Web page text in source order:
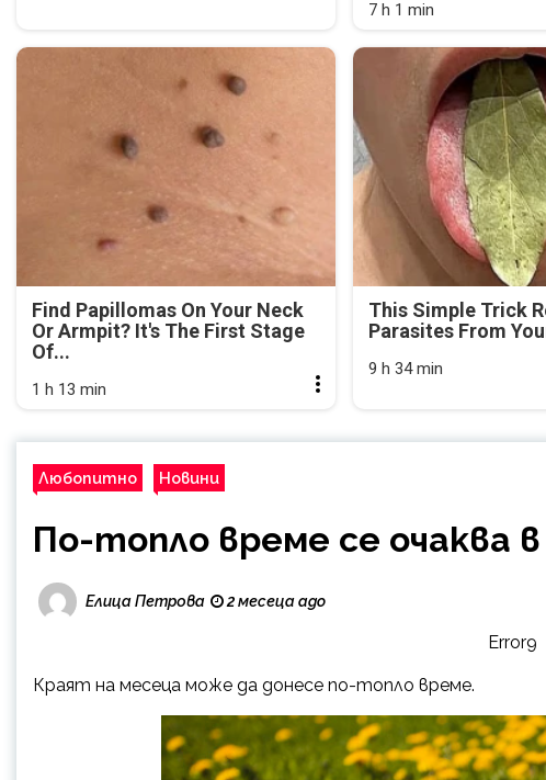
7 h 1 min
Find Papillomas On Your Neck
Or Armpit? It's The First Stage
Of...
1 h 13 min
This Simple Trick
Parasites From
9 h 34 min
Любопитно Новини
По-топло време се очаква
Елица Петрова 2 месеца ago
Error9
Краят на месеца може да донесе по-топло време.